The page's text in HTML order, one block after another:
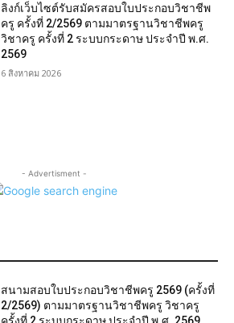
ลิงก์เว็บไซต์รับสมัครสอบใบประกอบวิชาชีพ
ครู ครั้งที่ 2/2569 ตามมาตรฐานวิชาชีพครู
วิชาครู ครั้งที่ 2 ระบบกระดาษ ประจำปี พ.ศ.
2569
6 สิงหาคม 2026
- Advertisment -
สนามสอบใบประกอบวิชาชีพครู 2569 (ครั้งที่
2/2569) ตามมาตรฐานวิชาชีพครู วิชาครู
ครั้งที่ 2 ระบบกระดาษ ประจำปี พ.ศ. 2569